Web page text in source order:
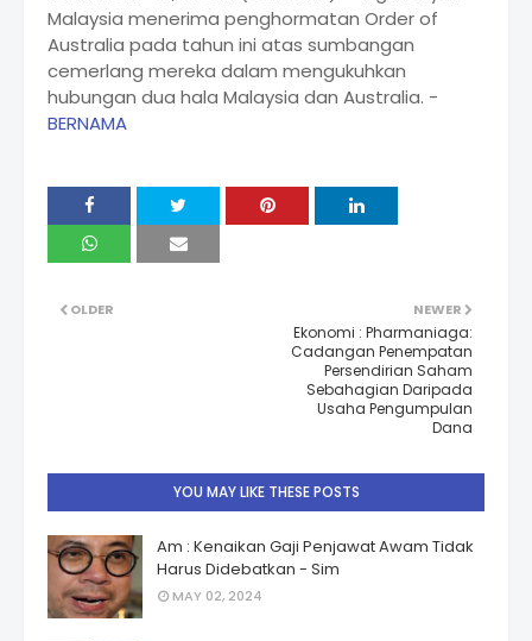
Malaysia menerima penghormatan Order of
Australia pada tahun ini atas sumbangan
cemerlang mereka dalam mengukuhkan
hubungan dua hala Malaysia dan Australia. -
BERNAMA
NEWER
Ekonomi : Pharmaniaga:
Cadangan Penempatan
Persendirian Saham
Sebahagian Daripada
Usaha Pengumpulan
Dana
OLDER
YOU MAY LIKE THESE POSTS
Am : Kenaikan Gaji Penjawat Awam Tidak
Harus Didebatkan - Sim
MAY 02, 2024